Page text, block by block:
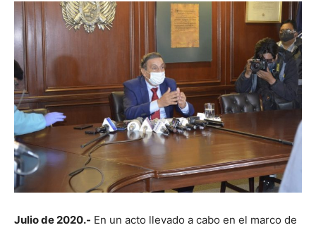
Julio de 2020.- En un acto llevado a cabo en el marco de